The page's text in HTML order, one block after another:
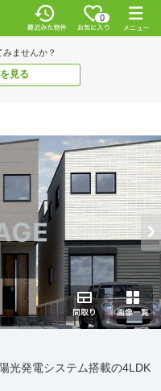
0
ませんか？
見る
光発電システム搭載の4LDK